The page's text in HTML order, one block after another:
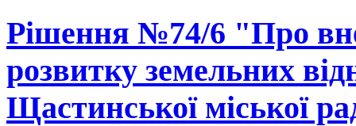
Рішення №74/6 "Про
розвитку земельних
Щастинської міської